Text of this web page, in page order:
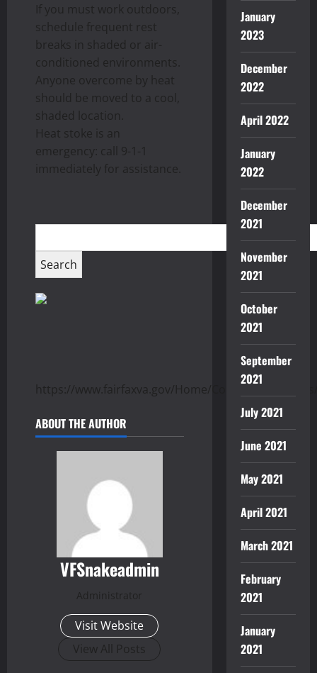
If you must work outdoors,
schedule frequent rest
breaks in shaded or air-
conditioned environments.
Anyone overcome by heat
should be moved to a cool,
shaded location.
Heat stoke is an
emergency: call 9-1-1
immediately for assistance.
https://www.fairfaxva.gov/Home/Components/
ABOUT THE AUTHOR
VFSnakeadmin
Administrator
Visit Website
View All Posts
January
2023
December
2022
April 2022
January
2022
December
2021
November
2021
October
2021
September
2021
July 2021
June 2021
May 2021
April 2021
March 2021
February
2021
January
2021